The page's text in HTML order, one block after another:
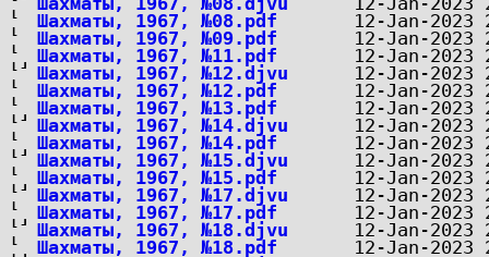
Шахматы, 1967, №08.pdf
Шахматы, 1967, №09.pdf
Шахматы, 1967, №11.pdf
Шахматы, 1967, №12.djvu
Шахматы, 1967, №12.pdf
Шахматы, 1967, №13.pdf
Шахматы, 1967, №14.djvu
Шахматы, 1967, №14.pdf
Шахматы, 1967, №15.djvu
Шахматы, 1967, №15.pdf
Шахматы, 1967, №17.djvu
Шахматы, 1967, №17.pdf
Шахматы, 1967, №18.djvu
Шахматы, 1967, №18.pdf